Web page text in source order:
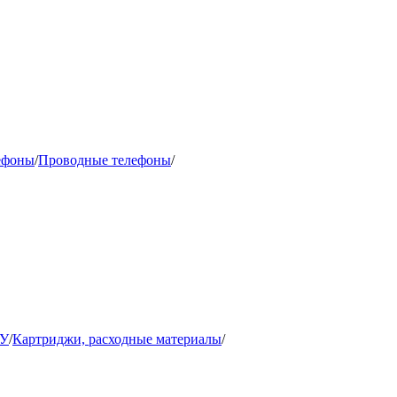
/Проводные телефоны/
/Картриджи, расходные материалы/